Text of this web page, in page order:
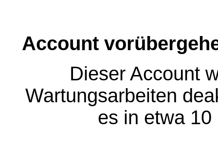
Account
Dieser Account
Wartungsarbeiten
es in etwa